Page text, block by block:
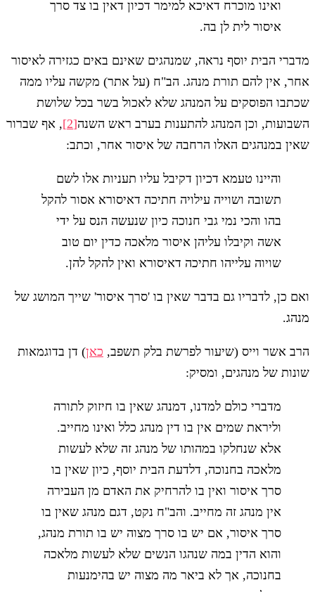
ואינו מוכרח דאיכא למימר דכיון דאין בו צד סרך
איסור לית לן בה.
מדברי הבית יוסף נראה, שמנהגים שאינם באים כגזירה לאיסור
אחר, אין להם תורת מנהג. הב"ח (על אתר) מקשה עליו ממה
שכתבו הפוסקים על המנהג שלא לאכול בשר בכל שלושת
השבועות, וכן המנהג להתענות בערב ראש השנה[2]
, אף שברור
שאין במנהגים האלו הרחבה של איסור אחר, וכתב:
והיינו טעמא דכיון דקיבל עליו תעניות אלו לשם
תשובה ושוייה עילויה חתיכה דאיסורא אסור להקל
בהו והכי נמי גבי חנוכה כיון שנעשה הנס על ידי
אשה וקיבלו עליהן איסור מלאכה כדין יום טוב
שויוה עלייהו חתיכה דאיסורא ואין להקל להן.
ואם כן, לדבריו גם בדבר שאין בו 'סרך איסור' שייך המושג של
מנהג.
הרב אשר וייס (שיעור לפרשת בלק תשפב, כאן) דן בדוגמאות
שונות של מנהגים, ומסיק:
מדברי כולם למדנו, דמנהג שאין בו חיזוק לתורה
וליראת שמים אין בו דין מנהג כלל ואינו מחייב.
אלא שנחלקו במהותו של מנהג זה שלא לעשות
מלאכה בחנוכה, דלדעת הבית יוסף, כיון שאין בו
סרך איסור ואין בו להרחיק את האדם מן העבירה
אין מנהג זה מחייב. והב"ח נקט, דגם מנהג שאין בו
סרך איסור, אם יש בו סרך מצוה יש בו תורת מנהג,
והוא הדין במה שנהגו הנשים שלא לעשות מלאכה
בחנוכה, אך לא ביאר מה מצוה יש בהימנעות